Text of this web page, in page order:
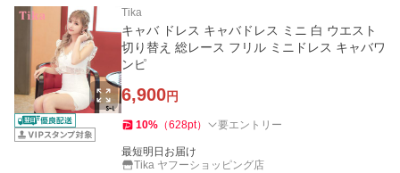
Tika
キャバ ドレス キャバドレス ミニ 白 ウエスト
切り替え 総レース フリル ミニドレス キャバワ
ンピ
6,900円
10% （628pt） 要エントリー
最短明日お届け
Tika ヤフーショッピング店